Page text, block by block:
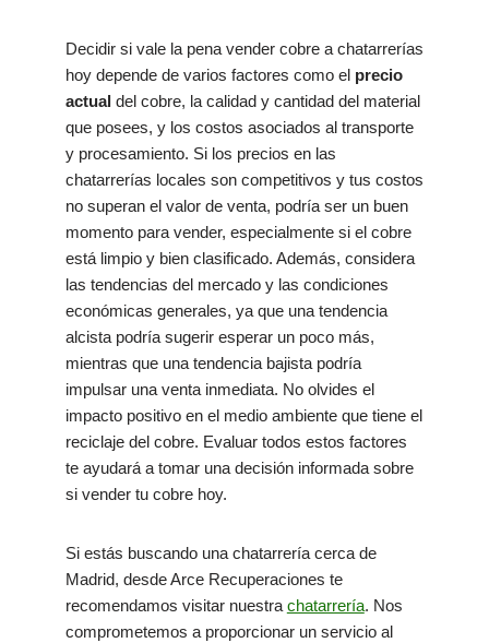
Decidir si vale la pena vender cobre a chatarrerías
hoy depende de varios factores como el precio
actual del cobre, la calidad y cantidad del material
que posees, y los costos asociados al transporte
y procesamiento. Si los precios en las
chatarrerías locales son competitivos y tus costos
no superan el valor de venta, podría ser un buen
momento para vender, especialmente si el cobre
está limpio y bien clasificado. Además, considera
las tendencias del mercado y las condiciones
económicas generales, ya que una tendencia
alcista podría sugerir esperar un poco más,
mientras que una tendencia bajista podría
impulsar una venta inmediata. No olvides el
impacto positivo en el medio ambiente que tiene el
reciclaje del cobre. Evaluar todos estos factores
te ayudará a tomar una decisión informada sobre
si vender tu cobre hoy.
Si estás buscando una chatarrería cerca de
Madrid, desde Arce Recuperaciones te
recomendamos visitar nuestra chatarrería. Nos
comprometemos a proporcionar un servicio al